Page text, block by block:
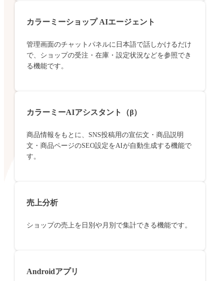
カラーミーショップ AIエージェント
管理画面のチャットパネルに日本語で話しかけるだけ
で、ショップの受注・在庫・設定状況などを参照でき
る機能です。
カラーミーAIアシスタント（β）
商品情報をもとに、SNS投稿用の宣伝文・商品説明
文・商品ページのSEO設定をAIが自動生成する機能で
す。
売上分析
ショップの売上を日別や月別で集計できる機能です。
Androidアプリ